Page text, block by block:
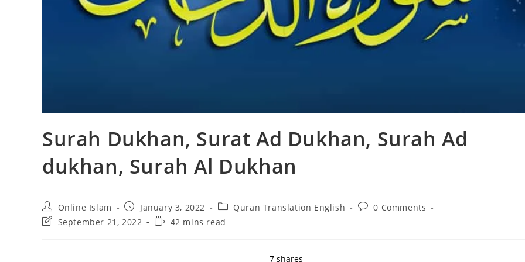
Surah Dukhan, Surat Ad Dukhan, Surah Ad
dukhan, Surah Al Dukhan
Post
author:
Online Islam
Post
published:
January 3, 2022
Post
category:
Quran Translation English
Post0 Comments
PostSeptember 21, 2022
Reading
42 mins read
7 shares